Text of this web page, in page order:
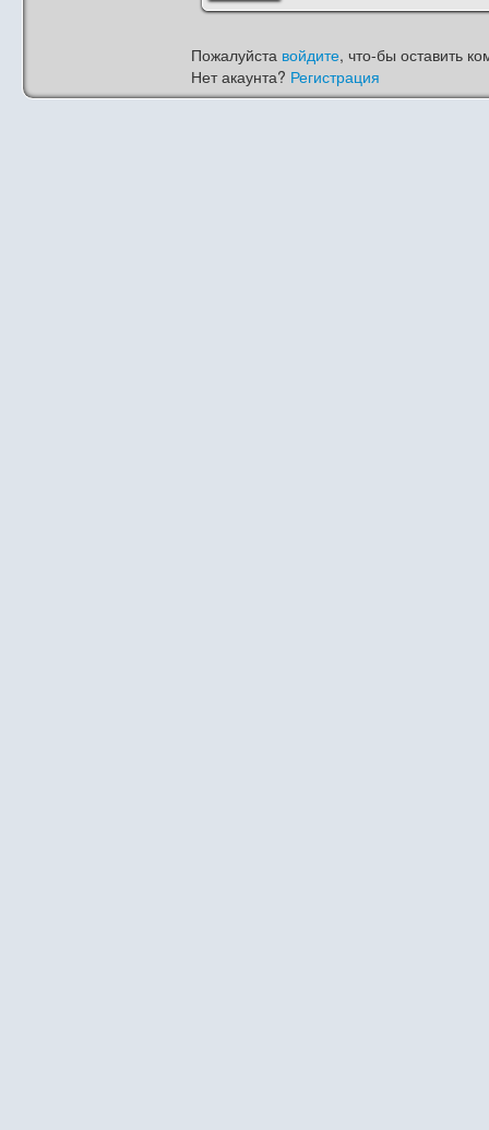
Пожалуйста войдите, что-бы оставить
Нет акаунта? Регистрация